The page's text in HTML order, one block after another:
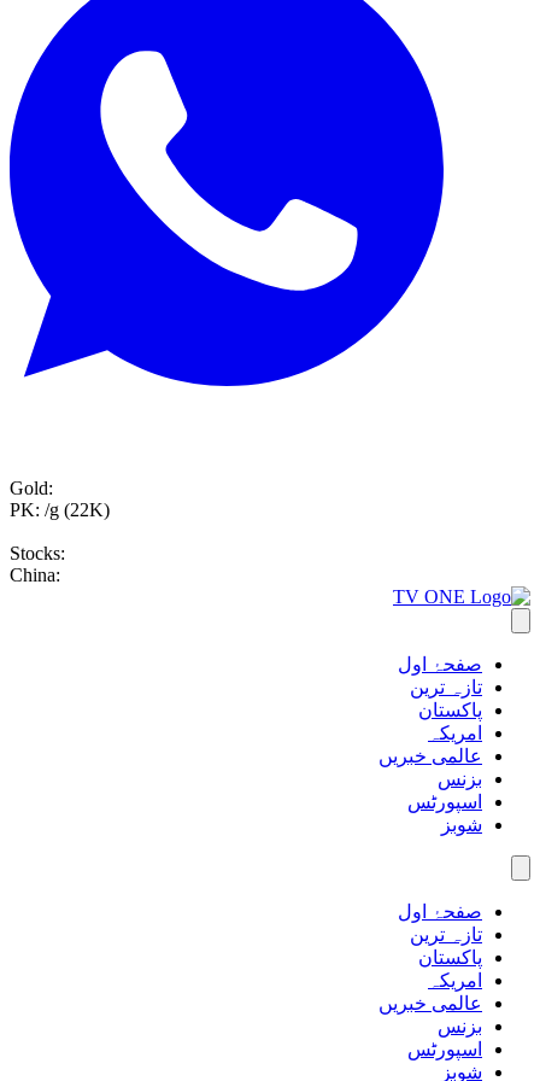
Gold:
PK: /g (22K)
Stocks:
China:
صفحۂ اول
تازہ ترین
پاکستان
امریکہ
عالمی خبریں
بزنس
اسپورٹس
شوبز
صفحۂ اول
تازہ ترین
پاکستان
امریکہ
عالمی خبریں
بزنس
اسپورٹس
شوبز